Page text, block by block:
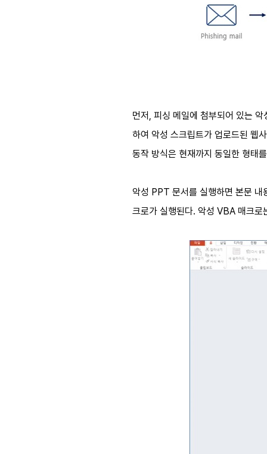
먼저, 피싱 메일에 첨부되어 있는
하여 악성 스크립트가 업로드된 웹
동작 방식은 현재까지 동일한 형태
악성 PPT 문서를 실행하면 본문
크로가 실행된다. 악성 VBA 매크